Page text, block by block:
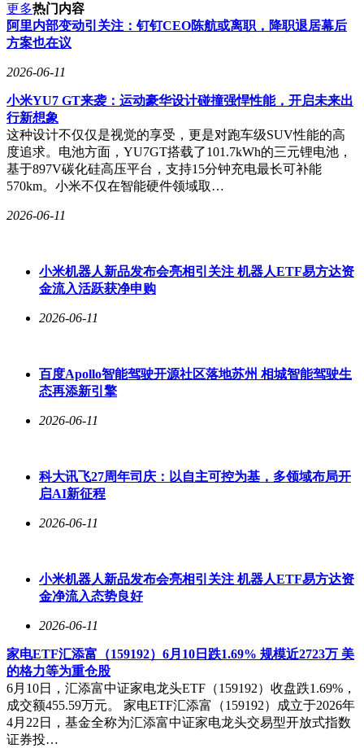
数据安全机制得到进一步强化。新版Siri借鉴了iMessage的隐
私保护模式，允许用户自定义聊天记录的保存期限。用户可以
根据需求设置对话记录在30天或一年后自动删除，也可以选择
永久保留重要信息。这种数据生命周期管理方式将控制权完全
考虑到该项目此前经历的延期以及AI技术发展的不确定性，
苹果采取了谨慎的推进策略。即便新版Siri随iOS 27正式版系
统在今年秋季推送，仍会保留"Beta测试版"标识。系统内将设
置独立的退出测试选项，允许用户随时切换回传统Siri版本，
这种过渡方案旨在确保用户获得稳定可靠的使用体验。此次升
市场表现值得持续关注。
更多热门内容
阿里内部变动引关注：钉钉CEO陈航或离职，降职退居幕后
方案也在议
2026-06-11
小米YU7 GT来袭：运动豪华设计碰撞强悍性能，开启未来出
行新想象
这种设计不仅仅是视觉的享受，更是对跑车级SUV性能的高
度追求。电池方面，YU7GT搭载了101.7kWh的三元锂电池，
基于897V碳化硅高压平台，支持15分钟充电最长可补能
570km。小米不仅在智能硬件领域取…
2026-06-11
小米机器人新品发布会亮相引关注 机器人ETF易方达资
金流入活跃获净申购
2026-06-11
百度Apollo智能驾驶开源社区落地苏州 相城智能驾驶生
态再添新引擎
2026-06-11
科大讯飞27周年司庆：以自主可控为基，多领域布局开
启AI新征程
2026-06-11
小米机器人新品发布会亮相引关注 机器人ETF易方达资
金净流入态势良好
2026-06-11
家电ETF汇添富（159192）6月10日跌1.69% 规模近2723万 美
的格力等为重仓股
6月10日，汇添富中证家电龙头ETF（159192）收盘跌1.69%，
成交额455.59万元。 家电ETF汇添富（159192）成立于2026年
4月22日，基金全称为汇添富中证家电龙头交易型开放式指数
证券投…